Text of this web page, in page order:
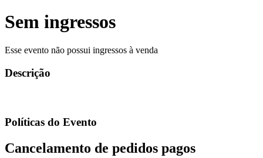
Sem ingressos
Esse evento não possui ingressos à venda
Descrição
Políticas do Evento
Cancelamento de pedidos pagos